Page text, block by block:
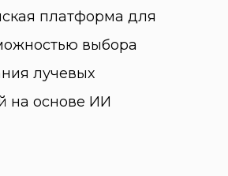
платформа для
выбора
лучевых
на основе ИИ